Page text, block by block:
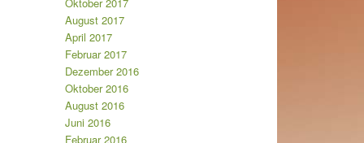
Oktober 2017
August 2017
April 2017
Februar 2017
Dezember 2016
Oktober 2016
August 2016
Juni 2016
Februar 2016